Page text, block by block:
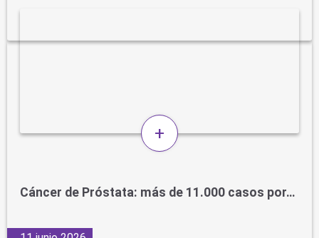
+
Cáncer de Próstata: más de 11.000 casos por…